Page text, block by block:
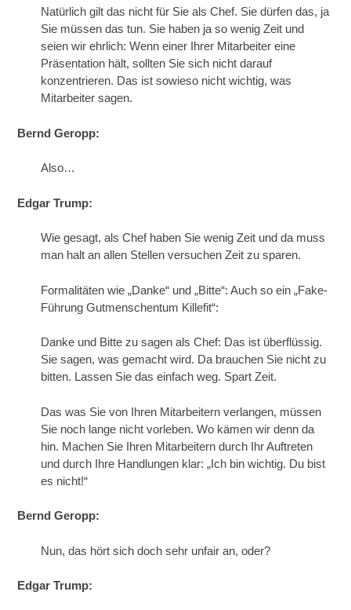
Natürlich gilt das nicht für Sie als Chef. Sie dürfen das, ja
Sie müssen das tun. Sie haben ja so wenig Zeit und
seien wir ehrlich: Wenn einer Ihrer Mitarbeiter eine
Präsentation hält, sollten Sie sich nicht darauf
konzentrieren. Das ist sowieso nicht wichtig, was
Mitarbeiter sagen.
Bernd Geropp:
Also…
Edgar Trump:
Wie gesagt, als Chef haben Sie wenig Zeit und da muss
man halt an allen Stellen versuchen Zeit zu sparen.
Formalitäten wie „Danke“ und „Bitte“: Auch so ein „Fake-
Führung Gutmenschentum Killefit“:
Danke und Bitte zu sagen als Chef: Das ist überflüssig.
Sie sagen, was gemacht wird. Da brauchen Sie nicht zu
bitten. Lassen Sie das einfach weg. Spart Zeit.
Das was Sie von Ihren Mitarbeitern verlangen, müssen
Sie noch lange nicht vorleben. Wo kämen wir denn da
hin. Machen Sie Ihren Mitarbeitern durch Ihr Auftreten
und durch Ihre Handlungen klar: „Ich bin wichtig. Du bist
es nicht!“
Bernd Geropp:
Nun, das hört sich doch sehr unfair an, oder?
Edgar Trump: